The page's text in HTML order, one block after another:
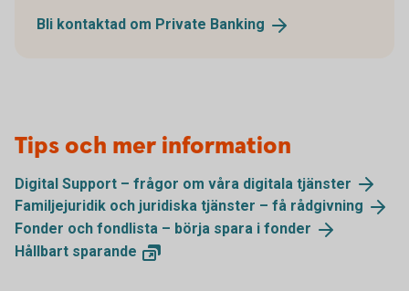
Bli kontaktad om Private Banking
Tips och mer information
Digital Support – frågor om våra digitala tjänster
Familjejuridik och juridiska tjänster – få rådgivning
Fonder och fondlista – börja spara i fonder
Hållbart sparande